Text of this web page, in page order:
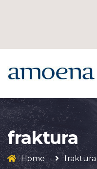
fraktura
Home fraktura